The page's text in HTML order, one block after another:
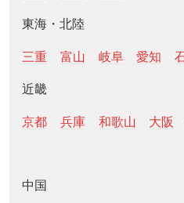
東海・北陸
三重 富山 岐阜 愛知
近畿
京都 兵庫 和歌山 大阪
中国